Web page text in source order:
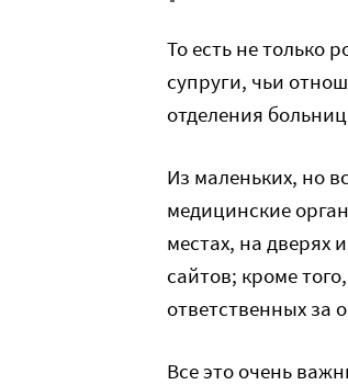
То есть не только
супруги, чьи
отделения
Из маленьких, но
медицинские
местах, на дверях
сайтов; кроме
ответственных за
Все это очень